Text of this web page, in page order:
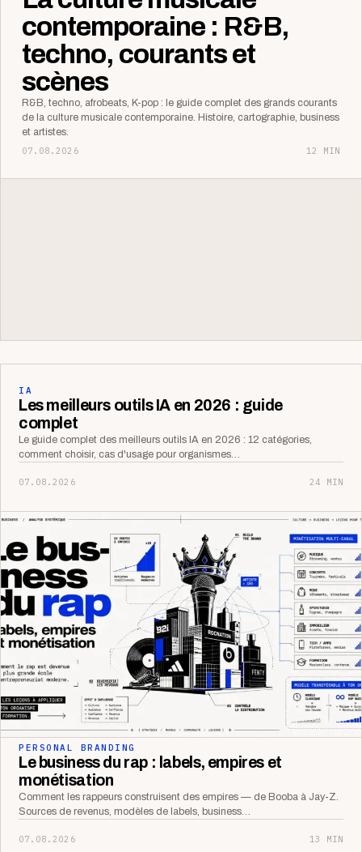
contemporaine : R&B,
techno, courants et
scènes
R&B, techno, afrobeats, K-pop : le guide complet des grands courants
de la culture musicale contemporaine. Histoire, cartographie, business
et artistes.
07.08.2026
12 MIN
IA
Les meilleurs outils IA en 2026 : guide
complet
Le guide complet des meilleurs outils IA en 2026 : 12 catégories,
comment choisir, cas d'usage pour organismes…
07.08.2026 24 MIN
PERSONAL BRANDING
Le business du rap : labels, empires et
monétisation
Comment les rappeurs construisent des empires — de Booba à Jay-Z.
Sources de revenus, modèles de labels, business…
07.08.2026 13 MIN